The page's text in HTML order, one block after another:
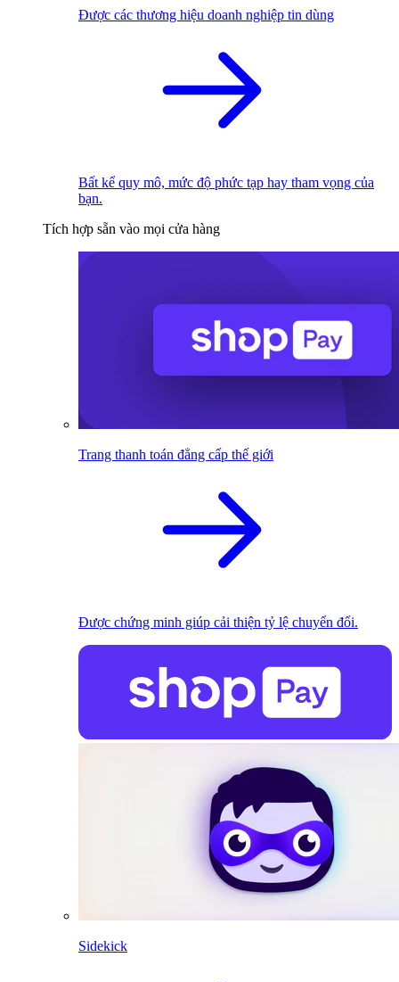
Được các thương hiệu doanh nghiệp tin dùng
Bất kể quy mô, mức độ phức tạp hay tham vọng của
bạn.
Tích hợp sẵn vào mọi cửa hàng
Trang thanh toán đẳng cấp thế giới
Được chứng minh giúp cải thiện tỷ lệ chuyển đổi.
Sidekick